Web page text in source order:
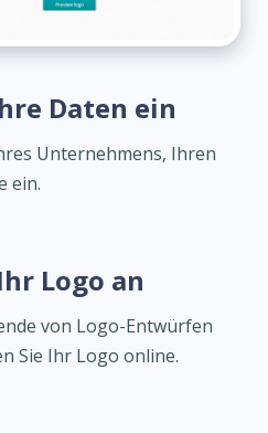
Daten ein
Unternehmens, Ihren
ein.
Logo an
von Logo-Entwürfen
Sie Ihr Logo online.